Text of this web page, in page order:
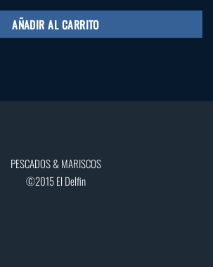
AÑADIR AL CARRITO
PESCADOS & MARISCOS
©2015 El Delfin